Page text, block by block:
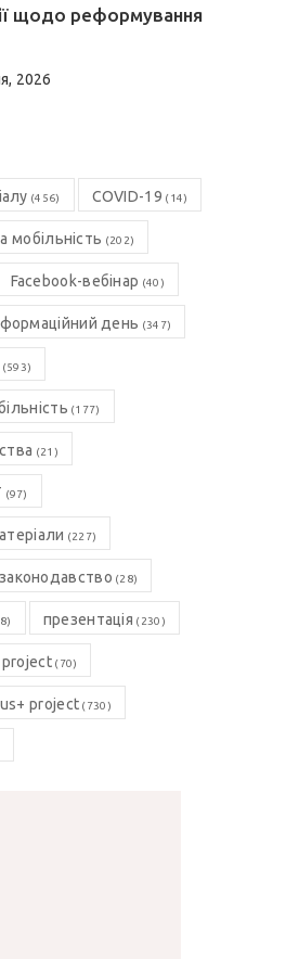
щодо реформування
2026
(456) COVID-19 (14)
(202)
Facebook-вебінар (40)
день (347)
(593)
(177)
(21)
(97)
(227)
законодавство (28)
презентація (230)
project(70)
project (730)